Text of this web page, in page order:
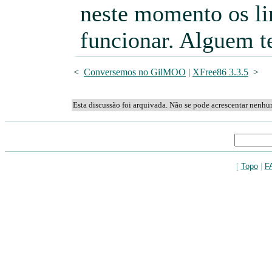
neste momento os
funcionar. Alguem
< Conversemos no GilMOO | XFree86 3.3.5 >
Esta discussão foi arquivada. Não se pode acrescentar
[ Topo|